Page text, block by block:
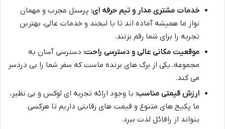
خدمات مشتری مدار و تیم حرفه ای: پرسنل مجرب و مهمان
نواز ما همیشه آماده اند تا با لبخند و خدمات عالی، بهترین
تجربه را برای شما رقم بزنند.
موقعیت مکانی عالی و دسترسی راحت: دسترسی آسان به
مجموعه، یکی از برگ های برنده ماست که سفر شما را بی دردسر
می کند.
ارزش قیمتی مناسب: با وجود ارائه تجربه ای لوکس و بی نظیر،
ما پکیج های متنوع و قیمت های رقابتی داریم تا هرکسی
بتواند از رافائل لذت ببرد.